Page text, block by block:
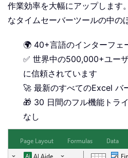
作業効率を大幅にアップします
なタイムセーバーツールの中の
🌍 40+言語のインターフェ
✅ 世界中の500,000+ユー
に信頼されています
🚀 最新のすべてのExcel バ
🎁 30 日間のフル機能トラ
なし